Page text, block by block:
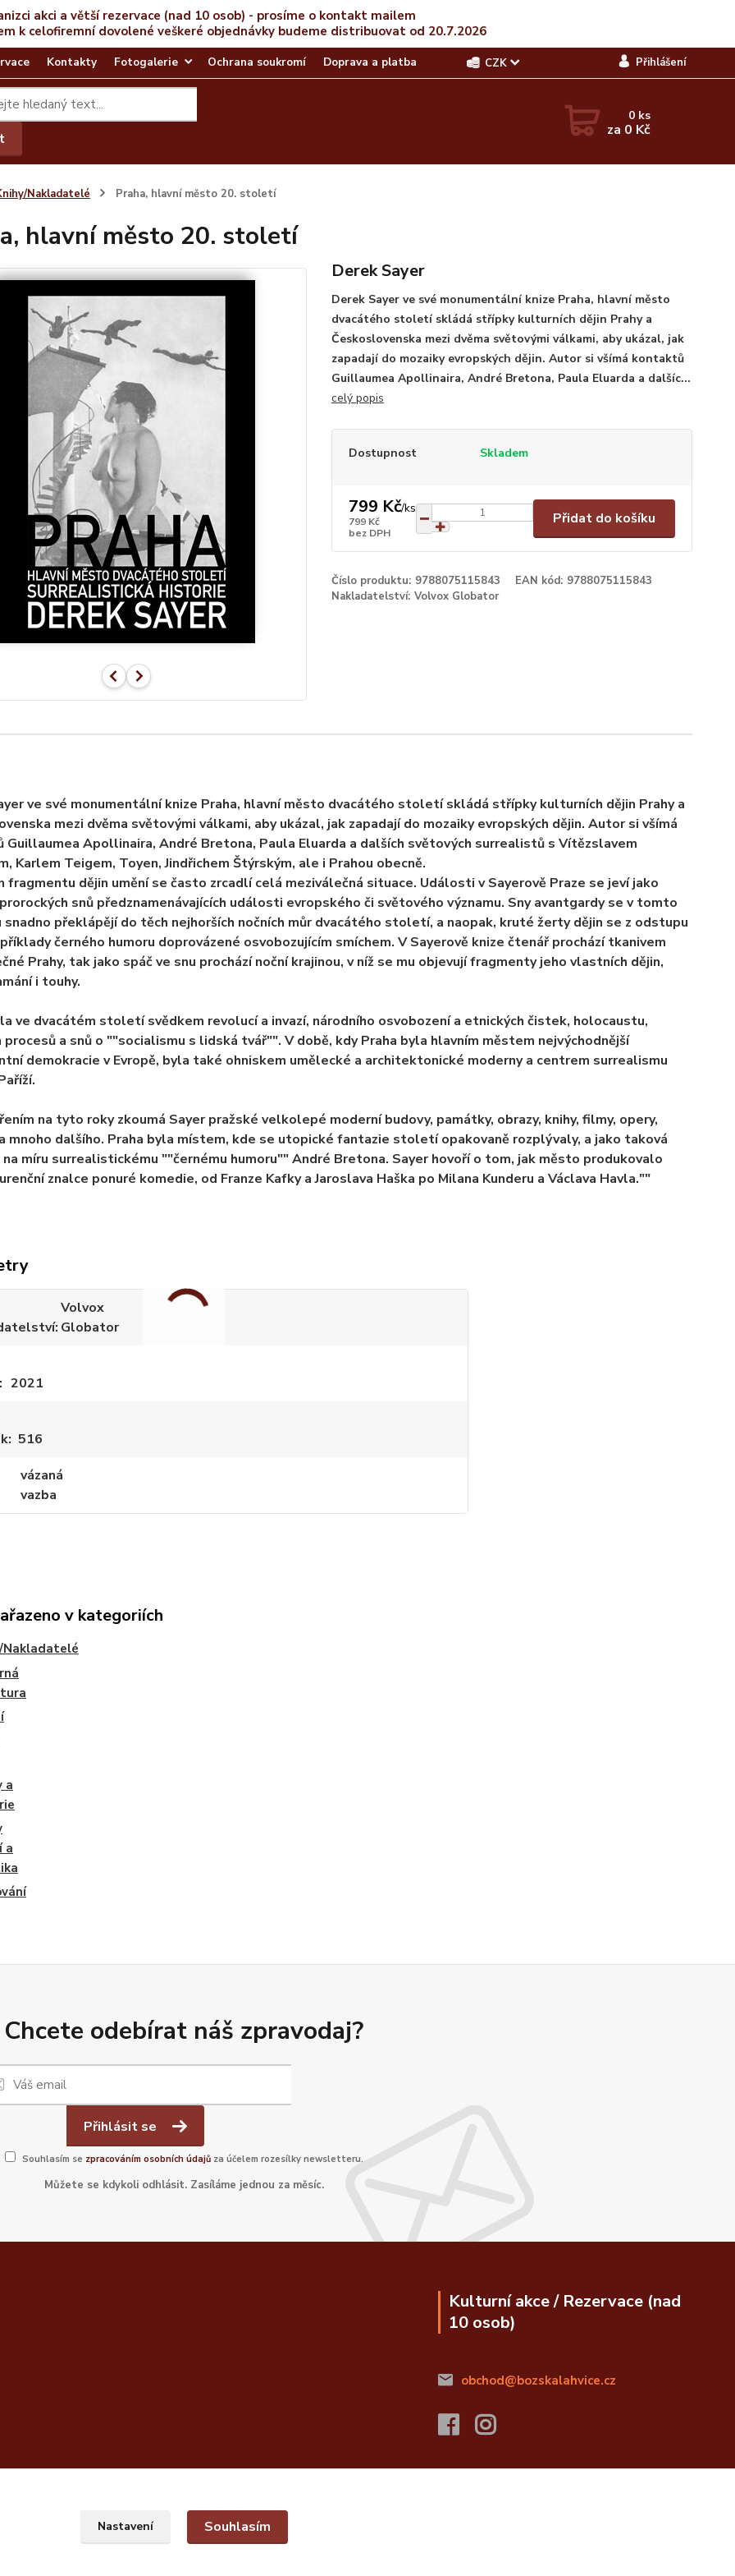
akci a větší rezervace (nad 10 osob) - prosíme o kontakt mailem
k celofiremní dovolené veškeré objednávky budeme distribuovat od 20.7.2026
Kontakty Fotogalerie Ochrana soukromí Doprava a platba CZK Přihlášení
0 ks
za 0 Kč
Nakladatelé Praha, hlavní město 20. století
hlavní město 20. století
Derek Sayer
Derek Sayer ve své monumentální knize Praha, hlavní město
dvacátého století skládá střípky kulturních dějin Prahy a
Československa mezi dvěma světovými válkami, aby ukázal, jak
zapadají do mozaiky evropských dějin. Autor si všímá kontaktů
Guillaumea Apollinaira, André Bretona, Paula Eluarda a dalšíc...
celý popis
Dostupnost Skladem
799 Kč/ks
799 Kč
bez DPH
Přidat do košíku
Číslo produktu: 9788075115843 EAN kód: 9788075115843
Nakladatelství: Volvox Globator
ve své monumentální knize Praha, hlavní město dvacátého století skládá střípky kulturních dějin Prahy a
mezi dvěma světovými válkami, aby ukázal, jak zapadají do mozaiky evropských dějin. Autor si všímá
Guillaumea Apollinaira, André Bretona, Paula Eluarda a dalších světových surrealistů s Vítězslavem
Karlem Teigem, Toyen, Jindřichem Štýrským, ale i Prahou obecně.
fragmentu dějin umění se často zrcadlí celá meziválečná situace. Události v Sayerově Praze se jeví jako
snů předznamenávajících události evropského či světového významu. Sny avantgardy se v tomto
překlápějí do těch nejhorších nočních můr dvacátého století, a naopak, kruté žerty dějin se z odstupu
černého humoru doprovázené osvobozujícím smíchem. V Sayerově knize čtenář prochází tkanivem
Prahy, tak jako spáč ve snu prochází noční krajinou, v níž se mu objevují fragmenty jeho vlastních dějin,
i touhy.
ve dvacátém století svědkem revolucí a invazí, národního osvobození a etnických čistek, holocaustu,
procesů a snů o ""socialismu s lidská tvář"". V době, kdy Praha byla hlavním městem nejvýchodnější
demokracie v Evropě, byla také ohniskem umělecké a architektonické moderny a centrem surrealismu
na tyto roky zkoumá Sayer pražské velkolepé moderní budovy, památky, obrazy, knihy, filmy, opery,
mnoho dalšího. Praha byla místem, kde se utopické fantazie století opakovaně rozplývaly, a jako taková
míru surrealistickému ""černému humoru"" André Bretona. Sayer hovoří o tom, jak město produkovalo
znalce ponuré komedie, od Franze Kafky a Jaroslava Haška po Milana Kunderu a Václava Havla.""
Volvox
Globator
2021
516
vázaná
vazba
v kategoriích
Nakladatelé
a
a
Chcete odebírat náš zpravodaj?
Přihlásit se
Souhlasím se zpracováním osobních údajůza účelem rozesílky newsletteru.
Můžete se kdykoli odhlásit. Zasíláme jednou za měsíc.
Kulturní akce / Rezervace (nad
10 osob)
obchod@bozskalahvice.cz
Nastavení Souhlasím